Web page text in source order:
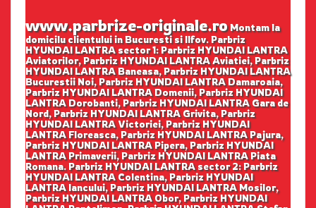
www.parbrize-originale.roMontam la
domicilu clientului in Bucuresti si Ilfov. Parbriz
HYUNDAI LANTRA sector 1: Parbriz HYUNDAI LANTRA
Aviatorilor, Parbriz HYUNDAI LANTRA Aviatiei, Parbriz
HYUNDAI LANTRA Baneasa, Parbriz HYUNDAI LANTRA
Bucurestii Noi, Parbriz HYUNDAI LANTRA Damaroaia,
Parbriz HYUNDAI LANTRA Domenii, Parbriz HYUNDAI
LANTRA Dorobanti, Parbriz HYUNDAI LANTRA Gara de
Nord, Parbriz HYUNDAI LANTRA Grivita, Parbriz
HYUNDAI LANTRA Victoriei, Parbriz HYUNDAI
LANTRA Floreasca, Parbriz HYUNDAI LANTRA Pajura,
Parbriz HYUNDAI LANTRA Pipera, Parbriz HYUNDAI
LANTRA Primaverii, Parbriz HYUNDAI LANTRA Piata
Romana. Parbriz HYUNDAI LANTRA sector 2: Parbriz
HYUNDAI LANTRA Colentina, Parbriz HYUNDAI
LANTRA Iancului, Parbriz HYUNDAI LANTRA Mosilor,
Parbriz HYUNDAI LANTRA Obor, Parbriz HYUNDAI